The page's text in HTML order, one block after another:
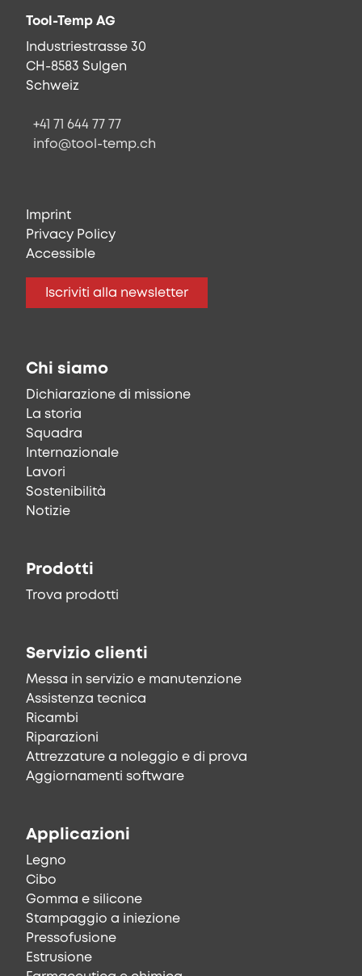
Tool-Temp AG
Industriestrasse 30
CH-8583 Sulgen
Schweiz
+41 71 644 77 77
info@tool-temp.ch
Imprint
Privacy Policy
Accessible
Iscriviti alla newsletter
Chi siamo
Dichiarazione di missione
La storia
Squadra
Internazionale
Lavori
Sostenibilità
Notizie
Prodotti
Trova prodotti
Servizio clienti
Messa in servizio e manutenzione
Assistenza tecnica
Ricambi
Riparazioni
Attrezzature a noleggio e di prova
Aggiornamenti software
Applicazioni
Legno
Cibo
Gomma e silicone
Stampaggio a iniezione
Pressofusione
Estrusione